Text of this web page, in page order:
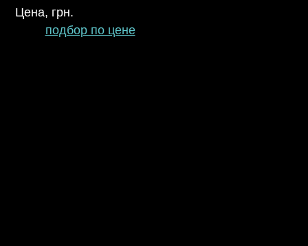
Цена, грн.
подбор по цене